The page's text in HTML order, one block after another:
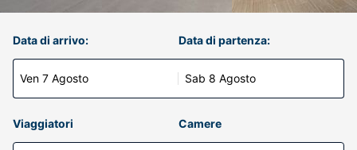
Data di arrivo:
Ven 7 Agosto
Data di partenza:
Sab 8 Agosto
Viaggiatori Camere